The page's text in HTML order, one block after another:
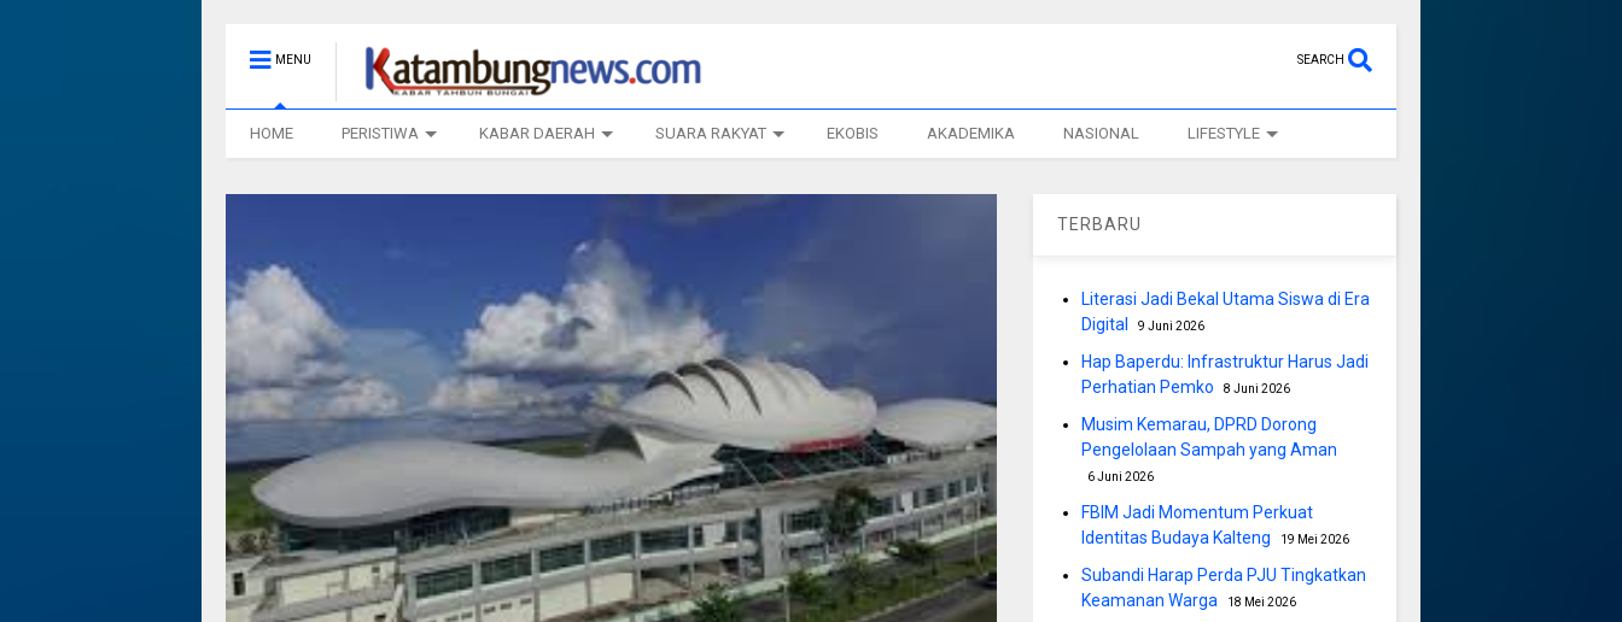
MENU SEARCH
HOME PERISTIWA KABAR DAERAH SUARA RAKYAT EKOBIS AKADEMIKA NASIONAL LIFESTYLE
TERBARU
Literasi Jadi Bekal Utama Siswa di Era
Digital
9 Juni 2026
Hap Baperdu: Infrastruktur Harus Jadi
Perhatian Pemko
8 Juni 2026
Musim Kemarau, DPRD Dorong
Pengelolaan Sampah yang Aman
6 Juni 2026
FBIM Jadi Momentum Perkuat
Identitas Budaya Kalteng
19 Mei 2026
Subandi Harap Perda PJU Tingkatkan
Keamanan Warga
18 Mei 2026